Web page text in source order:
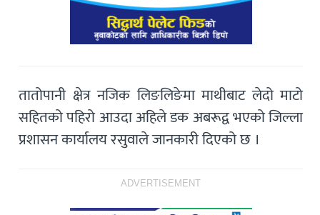
तातोपानी क्षेत्र नजिक लिङलिङेमा माथीबाट लेदो माट‍ो
सहितको पहिरो आउदा अहिले डक अबरूद्व भएको जिल्ला
प्रशासन कार्यालय रसुवाले जानकारी दिएको छ ।
ADVERTISEMENT